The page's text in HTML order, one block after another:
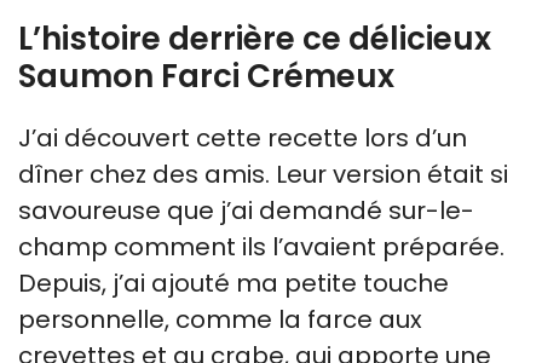
L’histoire derrière ce délicieux
Saumon Farci Crémeux
J’ai découvert cette recette lors d’un
dîner chez des amis. Leur version était si
savoureuse que j’ai demandé sur-le-
champ comment ils l’avaient préparée.
Depuis, j’ai ajouté ma petite touche
personnelle, comme la farce aux
crevettes et au crabe, qui apporte une